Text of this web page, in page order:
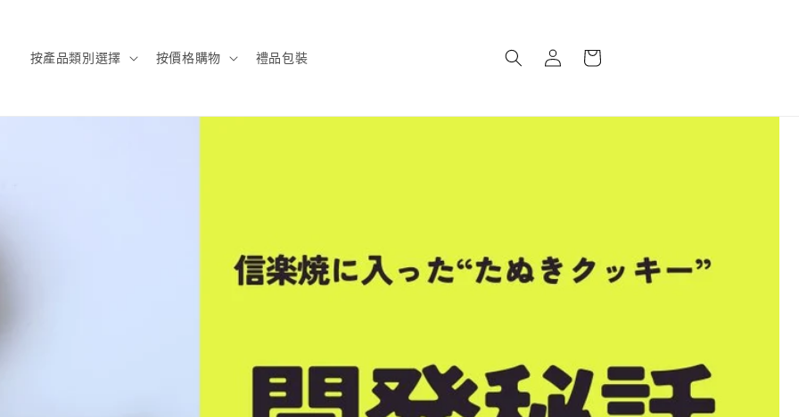
按產品類別選擇 按價格購物 禮品包裝
登
入
物